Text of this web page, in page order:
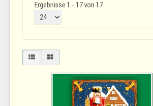
Ergebnisse 1 - 17 von 17